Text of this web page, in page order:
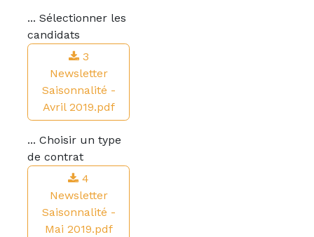
... Sélectionner les
candidats
3
Newsletter
Saisonnalité -
Avril 2019.pdf
... Choisir un type
de contrat
4
Newsletter
Saisonnalité -
Mai 2019.pdf